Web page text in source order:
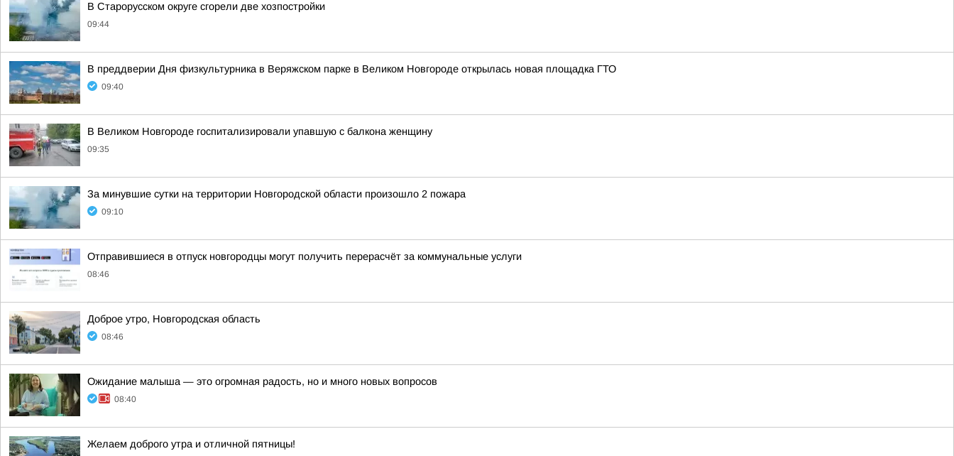
В Старорусском округе сгорели две хозпостройки
09:44
В преддверии Дня физкультурника в Веряжском парке в Великом Новгороде открылась новая площадка ГТО
09:40
В Великом Новгороде госпитализировали упавшую с балкона женщину
09:35
За минувшие сутки на территории Новгородской области произошло 2 пожара
09:10
Отправившиеся в отпуск новгородцы могут получить перерасчёт за коммунальные услуги
08:46
Доброе утро, Новгородская область
08:46
Ожидание малыша — это огромная радость, но и много новых вопросов
08:40
Желаем доброго утра и отличной пятницы!